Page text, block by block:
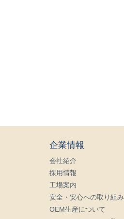
企業情報
会社紹介
採用情報
工場案内
安全・安心への取り組み
OEM生産について